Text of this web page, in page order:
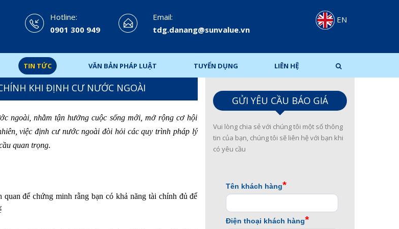
Hotline:
0901 300 949
Email:
tdg.danang@sunvalue.vn
EN
TIN TỨC VĂN BẢN PHÁP LUẬT TUYỂN DỤNG LIÊN HỆ
KHI ĐỊNH CƯ NƯỚC NGOÀI
ngoài, nhằm tận hưởng cuộc sống mới, mở rộng cơ hội
việc định cư nước ngoài đòi hỏi các quy trình pháp lý
quan trọng.
để chứng minh rằng bạn có khả năng tài chính đủ để
GỬI YÊU CẦU BÁO GIÁ
Vui lòng chia sẻ với chúng tôi một số thông
tin của bạn, chúng tôi sẽ liên hệ với bạn khi
có yêu cầu